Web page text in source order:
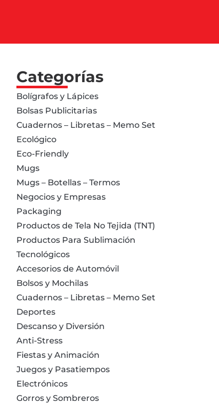
Categorías
Bolígrafos y Lápices
Bolsas Publicitarias
Cuadernos – Libretas – Memo Set
Ecológico
Eco-Friendly
Mugs
Mugs – Botellas – Termos
Negocios y Empresas
Packaging
Productos de Tela No Tejida (TNT)
Productos Para Sublimación
Tecnológicos
Accesorios de Automóvil
Bolsos y Mochilas
Cuadernos – Libretas – Memo Set
Deportes
Descanso y Diversión
Anti-Stress
Fiestas y Animación
Juegos y Pasatiempos
Electrónicos
Gorros y Sombreros